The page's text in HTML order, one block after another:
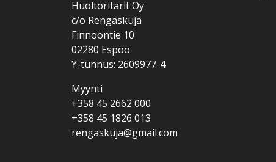
Huoltoritarit Oy
c/o Rengaskuja
Finnoontie 10
02280 Espoo
Y-tunnus: 2609977-4
Myynti
+358 45 2662 000
+358 45 1826 013
rengaskuja@gmail.com